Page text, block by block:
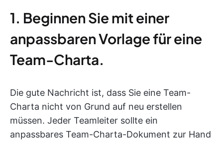
1. Beginnen Sie mit einer
anpassbaren Vorlage für eine
Team-Charta.
Die gute Nachricht ist, dass Sie eine Team-
Charta nicht von Grund auf neu erstellen
müssen. Jeder Teamleiter sollte ein
anpassbares Team-Charta-Dokument zur Hand